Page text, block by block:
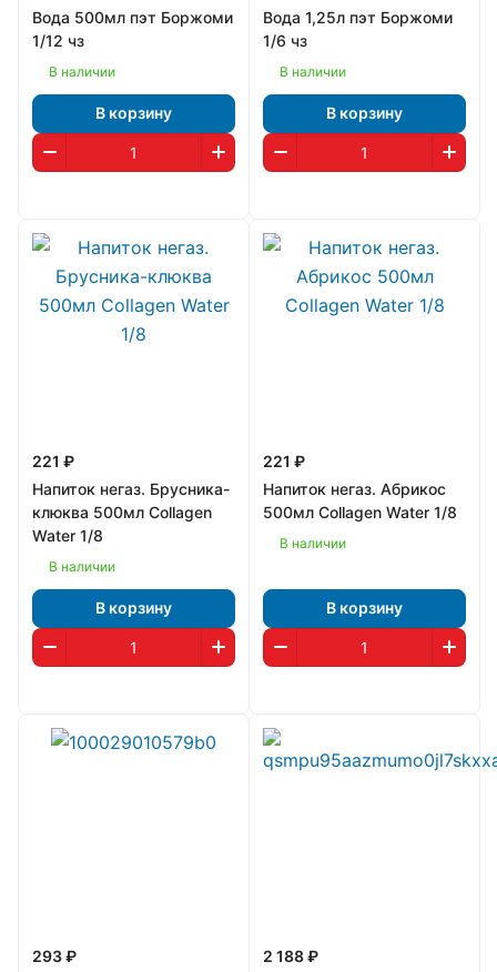
Вода 500мл пэт Боржоми
1/12 чз
В наличии
В корзину
Вода 1,25л пэт Боржоми
1/6 чз
В наличии
В корзину
221 ₽
Напиток негаз. Брусника-
клюква 500мл Collagen
Water 1/8
В наличии
В корзину
221 ₽
Напиток негаз. Абрикос
500мл Collagen Water 1/8
В наличии
В корзину
293 ₽
2 188 ₽